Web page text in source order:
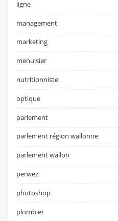
ligne
management
marketing
menuisier
nutritionniste
optique
parlement
parlement région wallonne
parlement wallon
perwez
photoshop
plombier